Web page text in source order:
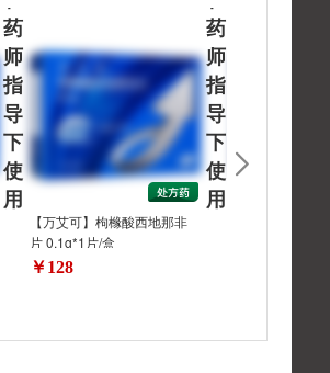
药
师
指
导
下
使
用
【万艾可】枸橼酸西地那非
片 0.1g*1片/盒
￥128
药
师
指
导
下
使
用